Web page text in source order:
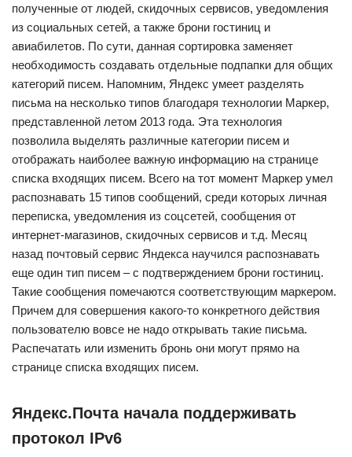
полученные от людей, скидочных сервисов, уведомления
из социальных сетей, а также брони гостиниц и
авиабилетов. По сути, данная сортировка заменяет
необходимость создавать отдельные подпапки для общих
категорий писем. Напомним, Яндекс умеет разделять
письма на несколько типов благодаря технологии Маркер,
представленной летом 2013 года. Эта технология
позволила выделять различные категории писем и
отображать наиболее важную информацию на странице
списка входящих писем. Всего на тот момент Маркер умел
распознавать 15 типов сообщений, среди которых личная
переписка, уведомления из соцсетей, сообщения от
интернет-магазинов, скидочных сервисов и т.д. Месяц
назад почтовый сервис Яндекса научился распознавать
еще один тип писем – с подтверждением брони гостиниц.
Такие сообщения помечаются соответствующим маркером.
Причем для совершения какого-то конкретного действия
пользователю вовсе не надо открывать такие письма.
Распечатать или изменить бронь они могут прямо на
странице списка входящих писем.
Яндекс.Почта начала поддерживать
протокол IPv6